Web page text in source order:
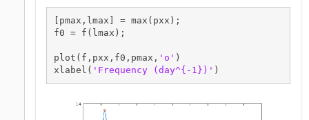
[pmax,lmax] = max(pxx);
f0 = f(lmax);
plot(f,pxx,f0,pmax, 'o' )
xlabel( 'Frequency (day^{-1})' )